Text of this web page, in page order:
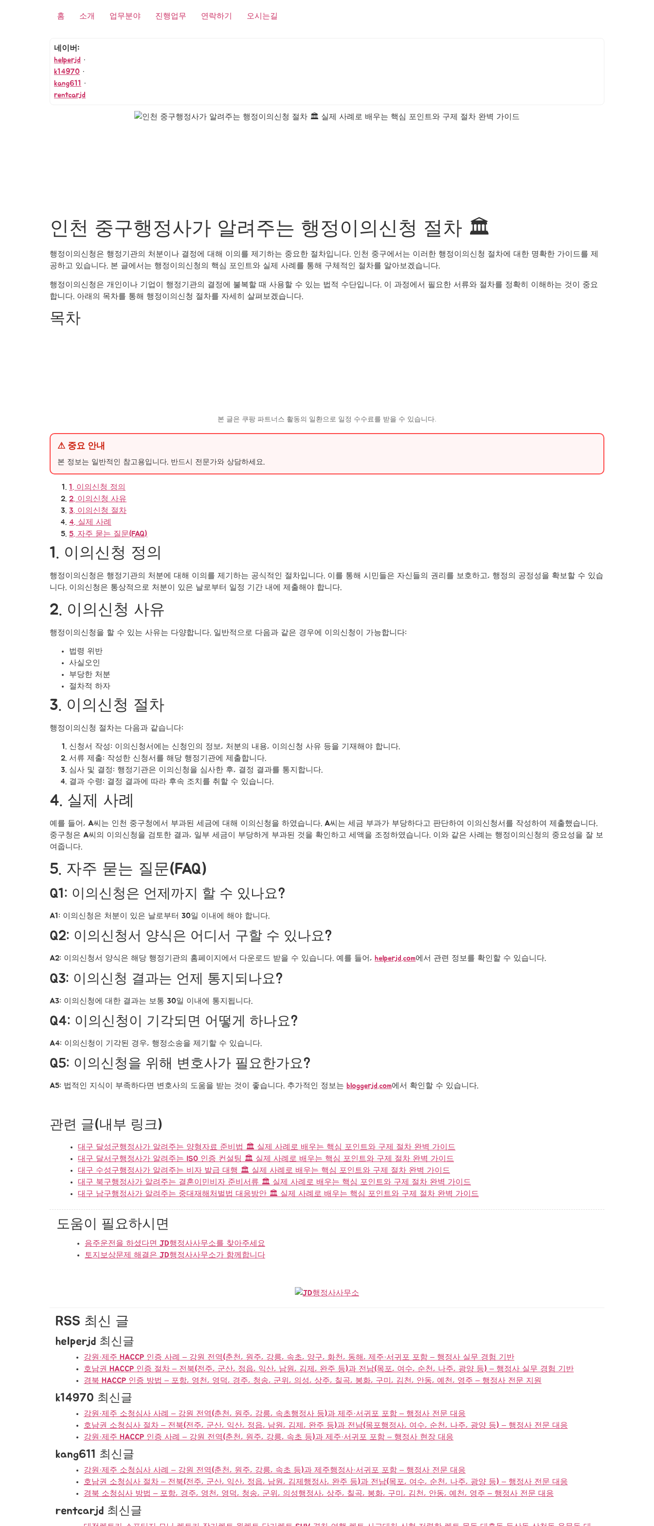
홈 소개 업무분야 진행업무 연락하기 오시는길
네이버:
helperjd
·
k14970 ·
kang611
·
rentcarjd
인천 중구행정사가 알려주는 행정이의신청 절차 🏛️
행정이의신청은 행정기관의 처분이나 결정에 대해 이의를 제기하는 중요한 절차입니다. 인천 중구에서는 이러한 행정이의신청 절차에 대한 명확한 가이드를 제
공하고 있습니다. 본 글에서는 행정이의신청의 핵심 포인트와 실제 사례를 통해 구체적인 절차를 알아보겠습니다.
행정이의신청은 개인이나 기업이 행정기관의 결정에 불복할 때 사용할 수 있는 법적 수단입니다. 이 과정에서 필요한 서류와 절차를 정확히 이해하는 것이 중요
합니다. 아래의 목차를 통해 행정이의신청 절차를 자세히 살펴보겠습니다.
목차
본 글은 쿠팡 파트너스 활동의 일환으로 일정 수수료를 받을 수 있습니다.
⚠ 중요 안내
본 정보는 일반적인 참고용입니다. 반드시 전문가와 상담하세요.
1. 이의신청 정의
2. 이의신청 사유
3. 이의신청 절차
4. 실제 사례
5. 자주 묻는 질문(FAQ)
1. 이의신청 정의
행정이의신청은 행정기관의 처분에 대해 이의를 제기하는 공식적인 절차입니다. 이를 통해 시민들은 자신들의 권리를 보호하고, 행정의 공정성을 확보할 수 있습
니다. 이의신청은 통상적으로 처분이 있은 날로부터 일정 기간 내에 제출해야 합니다.
2. 이의신청 사유
행정이의신청을 할 수 있는 사유는 다양합니다. 일반적으로 다음과 같은 경우에 이의신청이 가능합니다:
법령 위반
사실오인
부당한 처분
절차적 하자
3. 이의신청 절차
행정이의신청 절차는 다음과 같습니다:
신청서 작성: 이의신청서에는 신청인의 정보, 처분의 내용, 이의신청 사유 등을 기재해야 합니다.
서류 제출: 작성한 신청서를 해당 행정기관에 제출합니다.
심사 및 결정: 행정기관은 이의신청을 심사한 후, 결정 결과를 통지합니다.
결과 수령: 결정 결과에 따라 후속 조치를 취할 수 있습니다.
4. 실제 사례
예를 들어, A씨는 인천 중구청에서 부과된 세금에 대해 이의신청을 하였습니다. A씨는 세금 부과가 부당하다고 판단하여 이의신청서를 작성하여 제출했습니다.
중구청은 A씨의 이의신청을 검토한 결과, 일부 세금이 부당하게 부과된 것을 확인하고 세액을 조정하였습니다. 이와 같은 사례는 행정이의신청의 중요성을 잘 보
여줍니다.
5. 자주 묻는 질문(FAQ)
Q1: 이의신청은 언제까지 할 수 있나요?
A1: 이의신청은 처분이 있은 날로부터 30일 이내에 해야 합니다.
Q2: 이의신청서 양식은 어디서 구할 수 있나요?
A2: 이의신청서 양식은 해당 행정기관의 홈페이지에서 다운로드 받을 수 있습니다. 예를 들어, helperjd.com에서 관련 정보를 확인할 수 있습니다.
Q3: 이의신청 결과는 언제 통지되나요?
A3: 이의신청에 대한 결과는 보통 30일 이내에 통지됩니다.
Q4: 이의신청이 기각되면 어떻게 하나요?
A4: 이의신청이 기각된 경우, 행정소송을 제기할 수 있습니다.
Q5: 이의신청을 위해 변호사가 필요한가요?
A5: 법적인 지식이 부족하다면 변호사의 도움을 받는 것이 좋습니다. 추가적인 정보는 bloggerjd.com에서 확인할 수 있습니다.
관련 글(내부 링크)
대구 달성군행정사가 알려주는 양형자료 준비법 🏛️ 실제 사례로 배우는 핵심 포인트와 구제 절차 완벽 가이드
대구 달서구행정사가 알려주는 ISO 인증 컨설팅 🏛️ 실제 사례로 배우는 핵심 포인트와 구제 절차 완벽 가이드
대구 수성구행정사가 알려주는 비자 발급 대행 🏛️ 실제 사례로 배우는 핵심 포인트와 구제 절차 완벽 가이드
대구 북구행정사가 알려주는 결혼이민비자 준비서류 🏛️ 실제 사례로 배우는 핵심 포인트와 구제 절차 완벽 가이드
대구 남구행정사가 알려주는 중대재해처벌법 대응방안 🏛️ 실제 사례로 배우는 핵심 포인트와 구제 절차 완벽 가이드
도움이 필요하시면
음주운전을 하셨다면 JD행정사사무소를 찾아주세요
토지보상문제 해결은 JD행정사사무소가 함께합니다
RSS 최신 글
helperjd 최신글
강원·제주 HACCP 인증 사례 – 강원 전역(춘천, 원주, 강릉, 속초, 양구, 화천, 동해, 제주·서귀포 포함 – 행정사 실무 경험 기반
호남권 HACCP 인증 절차 – 전북(전주, 군산, 정읍, 익산, 남원, 김제, 완주 등)과 전남(목포, 여수, 순천, 나주, 광양 등) – 행정사 실무 경험 기반
경북 HACCP 인증 방법 – 포항, 영천, 영덕, 경주, 청송, 군위, 의성, 상주, 칠곡, 봉화, 구미, 김천, 안동, 예천, 영주 – 행정사 전문 지원
k14970 최신글
강원·제주 소청심사 사례 – 강원 전역(춘천, 원주, 강릉, 속초행정사 등)과 제주·서귀포 포함 – 행정사 전문 대응
호남권 소청심사 절차 – 전북(전주, 군산, 익산, 정읍, 남원, 김제, 완주 등)과 전남(목포행정사, 여수, 순천, 나주, 광양 등) – 행정사 전문 대응
강원·제주 HACCP 인증 사례 – 강원 전역(춘천, 원주, 강릉, 속초 등)과 제주·서귀포 포함 – 행정사 현장 대응
kang611 최신글
강원·제주 소청심사 사례 – 강원 전역(춘천, 원주, 강릉, 속초 등)과 제주행정사·서귀포 포함 – 행정사 전문 대응
호남권 소청심사 절차 – 전북(전주, 군산, 익산, 정읍, 남원, 김제행정사, 완주 등)과 전남(목포, 여수, 순천, 나주, 광양 등) – 행정사 전문 대응
경북 소청심사 방법 – 포항, 경주, 영천, 영덕, 청송, 군위, 의성행정사, 상주, 칠곡, 봉화, 구미, 김천, 안동, 예천, 영주 – 행정사 전문 대응
rentcarjd 최신글